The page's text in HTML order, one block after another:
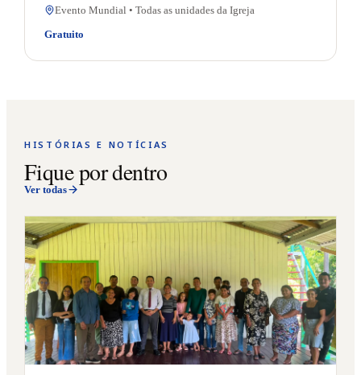
Evento Mundial • Todas as unidades da Igreja
Gratuito
HISTÓRIAS E NOTÍCIAS
Fique por dentro
Ver todas